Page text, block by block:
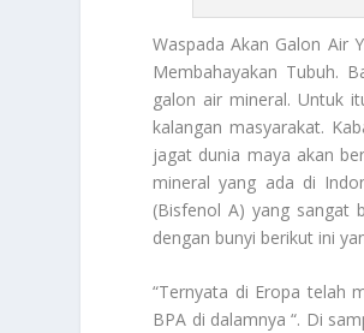
Waspada Akan Galon Air
Membahayakan Tubuh.
galon air mineral. Untuk
kalangan masyarakat.
jagat dunia maya akan
mineral yang ada di
(Bisfenol A) yang sangat
dengan bunyi berikut ini
“Ternyata di Eropa telah
BPA di dalamnya “. Di